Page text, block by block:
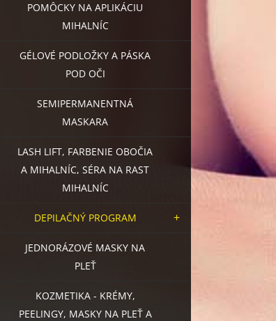
POMÔCKY NA APLIKÁCIU
MIHALNÍC
GÉLOVÉ PODLOŽKY A PÁSKA
POD OČI
SEMIPERMANENTNÁ
MASKARA
LASH LIFT, FARBENIE OBOČIA
A MIHALNÍC, SÉRA NA RAST
MIHALNÍC
DEPILAČNÝ PROGRAM
JEDNORÁZOVÉ MASKY NA
PLEŤ
KOZMETIKA - KRÉMY,
PEELINGY, MASKY NA PLEŤ A